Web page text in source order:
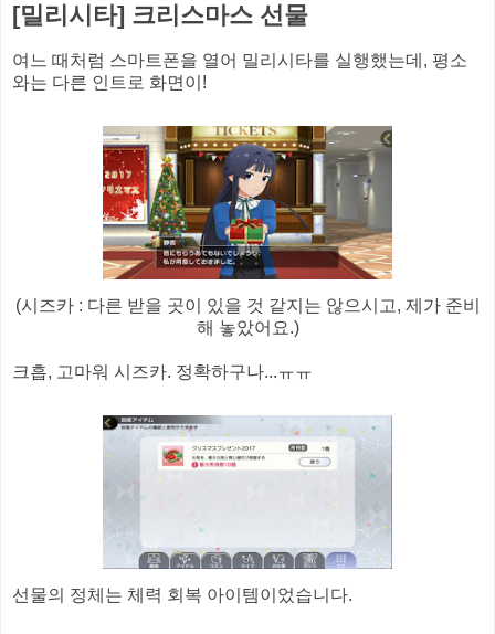
[밀리시타] 크리스마스 선물
여느 때처럼 스마트폰을 열어 밀리시타를 실행했는데, 평소
와는 다른 인트로 화면이!
(시즈카 : 다른 받을 곳이 있을 것 같지는 않으시고, 제가 준비
해 놓았어요.)
크흡, 고마워 시즈카. 정확하구나...ㅠㅠ
선물의 정체는 체력 회복 아이템이었습니다.